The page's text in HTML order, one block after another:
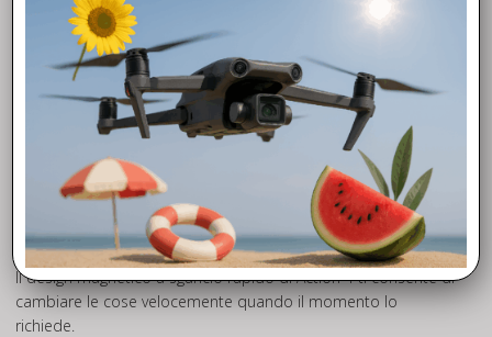
dettagli incredibili sotto le onde.
Supera ogni limite
I limiti sono fatti per essere infranti e Action 4 è la action cam
che ti consente di fare esattamente questo grazie a
innumerevoli funzionalità tanto potenti quanto intuitive.
Creatività illimitata, controllo intuitivo
Sgancio rapido magnetico
Il design magnetico a sgancio rapido di Action 4 ti consente di
cambiare le cose velocemente quando il momento lo
richiede.